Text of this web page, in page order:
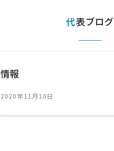
代表ブログ
情報
2020年11月10日